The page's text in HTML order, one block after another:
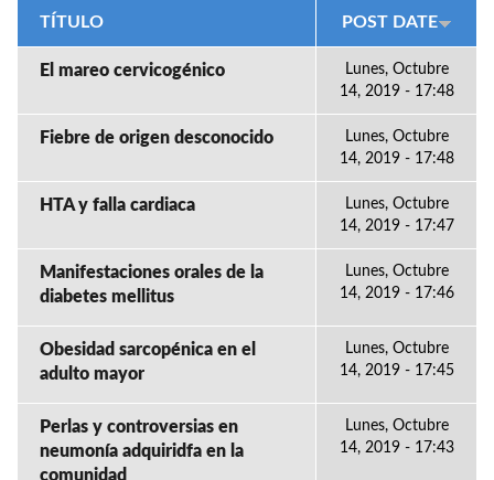
TÍTULO POST DATE
El mareo cervicogénico
Lunes, Octubre
14, 2019 - 17:48
Fiebre de origen desconocido
Lunes, Octubre
14, 2019 - 17:48
HTA y falla cardiaca
Lunes, Octubre
14, 2019 - 17:47
Manifestaciones orales de la
diabetes mellitus
Lunes, Octubre
14, 2019 - 17:46
Obesidad sarcopénica en el
adulto mayor
Lunes, Octubre
14, 2019 - 17:45
Perlas y controversias en
neumonía adquiridfa en la
comunidad
Lunes, Octubre
14, 2019 - 17:43